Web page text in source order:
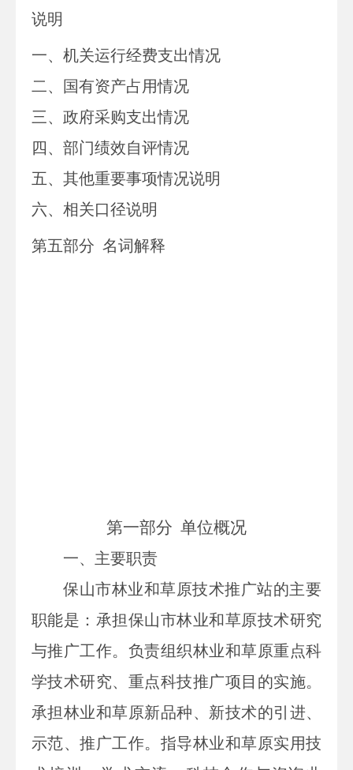
说明
一、 机关运行经费支出情况
二、
国有资产占用情况
三、 政府采购支出情况
四、 部门绩效自评情况
五、 其他重要事项情况说明
六、相关口径说明
第五部分 名词解释
第一部分 单位概况
一、主要职责
保山市林业和草原技术推广站的主要
职能是：承担保山市林业和草原技术研究
与推广工作。负责组织林业和草原重点科
学技术研究、重点科技推广项目的实施。
承担林业和草原新品种、新技术的引进、
示范、推广工作。指导林业和草原实用技